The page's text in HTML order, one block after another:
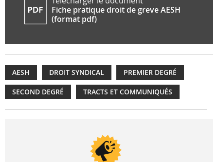
Fiche pratique droit de greve AESH
(format pdf)
AESH DROIT SYNDICAL PREMIER DEGRÉ
SECOND DEGRÉ TRACTS ET COMMUNIQUÉS